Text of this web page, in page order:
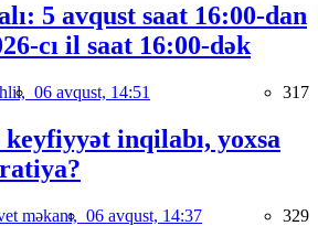
5 avqust saat 16:00-dan
cı il saat 16:00-dək
06 avqust, 14:51 317
inqilabı, yoxsa
məkanı, 06 avqust, 14:37 329